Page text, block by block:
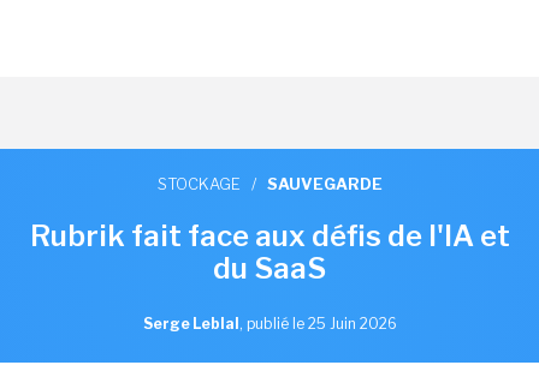
STOCKAGE / SAUVEGARDE
Rubrik fait face aux défis de l'IA et
du SaaS
Serge Leblal , publié le 25 Juin 2026